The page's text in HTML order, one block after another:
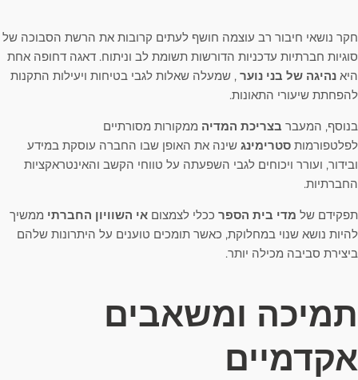
חקר נושאי חיבור רב עוצמה חושף לעתים קרובות את הרשת הסבוכה של
סוגיות חברתיות עדכניות הדורשות תשומת לב וניתוח. דאגה דחופה אחת
היא נהיגה של בני נוער , שמעלה שאלות לגבי בטיחות ויעילות התקנות
להפחתת שיעורי התאונות.
בנוסף, המעבר בצריכת המדיה ממקורות מסורתיים
לפלטפורמות סטרימינג שינה את האופן שבו החברה עוסקת במידע
ובידור, ועורר ויכוחים לגבי השפעתה על טווחי הקשב והאינטראקציות
החברתיות.
תפקידם של מדי בית הספר ככלי לצמצום אי השוויון החברתי ממשיך
להיות נושא שנוי במחלוקת, כאשר תומכים טוענים על היתרונות שלהם
ביצירת סביבה מכילה יותר.
תמיכה ומשאבים
אקדמיים